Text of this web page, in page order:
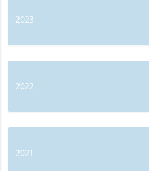
2023
2022
2021